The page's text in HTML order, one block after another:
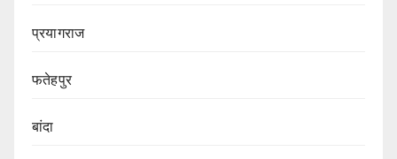
प्रयागराज
फतेहपुर
बांदा